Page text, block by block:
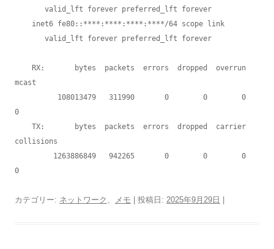
mcast
0
collisions
0
カテゴリー: ネットワーク メモ | 投稿日: 2025年9月29日